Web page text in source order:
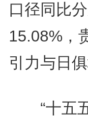
口径同比
15.08%，
引力与日俱
“十五五